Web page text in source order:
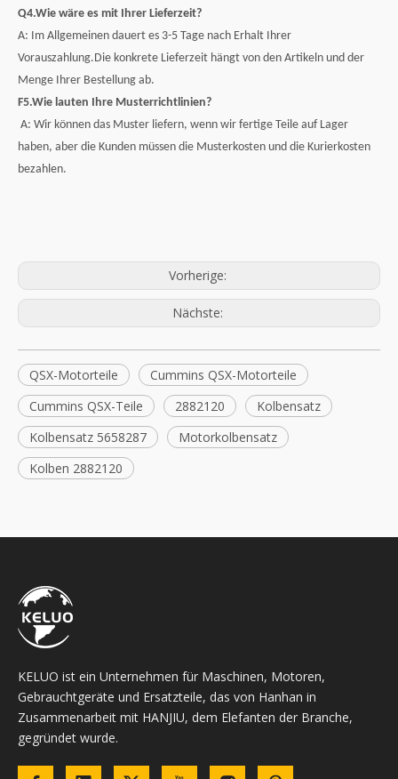
Q4.Wie wäre es mit Ihrer Lieferzeit?
A: Im Allgemeinen dauert es 3-5 Tage nach Erhalt Ihrer
Vorauszahlung.Die konkrete Lieferzeit hängt von den Artikeln und der
Menge Ihrer Bestellung ab.
F5.Wie lauten Ihre Musterrichtlinien?
A: Wir können das Muster liefern, wenn wir fertige Teile auf Lager
haben, aber die Kunden müssen die Musterkosten und die Kurierkosten
bezahlen.
Vorherige:
Nächste:
QSX-Motorteile
Cummins QSX-Motorteile
Cummins QSX-Teile
2882120
Kolbensatz
Kolbensatz 5658287
Motorkolbensatz
Kolben 2882120
KELUO ist ein Unternehmen für Maschinen, Motoren,
Gebrauchtgeräte und Ersatzteile, das von Hanhan in
Zusammenarbeit mit HANJIU, dem Elefanten der Branche,
gegründet wurde.